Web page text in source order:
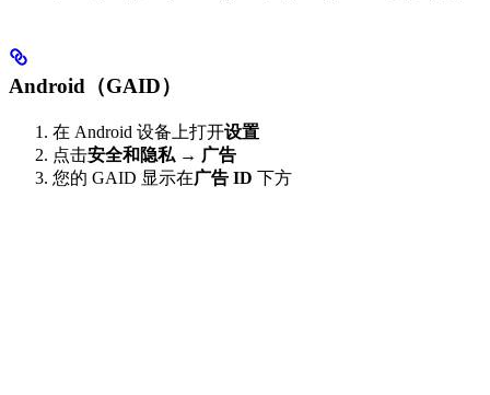
Android（GAID）
在 Android 设备上打开设置
点击安全和隐私 → 广告
您的 GAID 显示在广告 ID 下方